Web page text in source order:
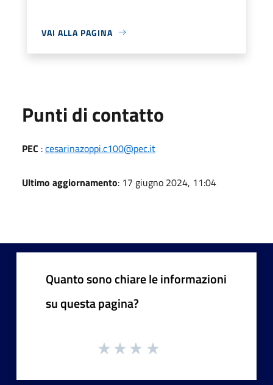
VAI ALLA PAGINA
Punti di contatto
PEC :cesarinazoppi.c100@pec.it
Ultimo aggiornamento: 17 giugno 2024, 11:04
Quanto sono chiare le informazioni
su questa pagina?